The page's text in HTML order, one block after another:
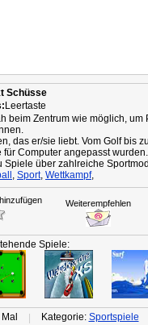
Schüsse
Leertaste
beim Zentrum wie möglich, um
das er/sie liebt. Vom Golf bis
Computer angepasst
Spiele über zahlreiche
, Sport, Wettkampf,
Weiterempfehlen
Spiele:
| Kategorie: Sportspiele